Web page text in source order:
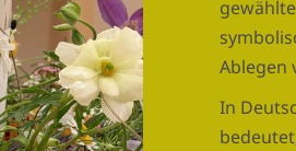
Ablegen
In